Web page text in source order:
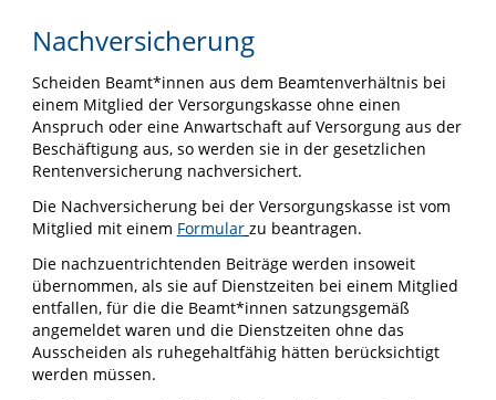
Nachversicherung
Scheiden Beamt*innen aus dem Beamtenverhältnis bei
einem Mitglied der Versorgungskasse ohne einen
Anspruch oder eine Anwartschaft auf Versorgung aus der
Beschäftigung aus, so werden sie in der gesetzlichen
Rentenversicherung nachversichert.
Die Nachversicherung bei der Versorgungskasse ist vom
Mitglied mit einem Formular zu beantragen.
Die nachzuentrichtenden Beiträge werden insoweit
übernommen, als sie auf Dienstzeiten bei einem Mitglied
entfallen, für die die Beamt*innen satzungsgemäß
angemeldet waren und die Dienstzeiten ohne das
Ausscheiden als ruhegehaltfähig hätten berücksichtigt
werden müssen.